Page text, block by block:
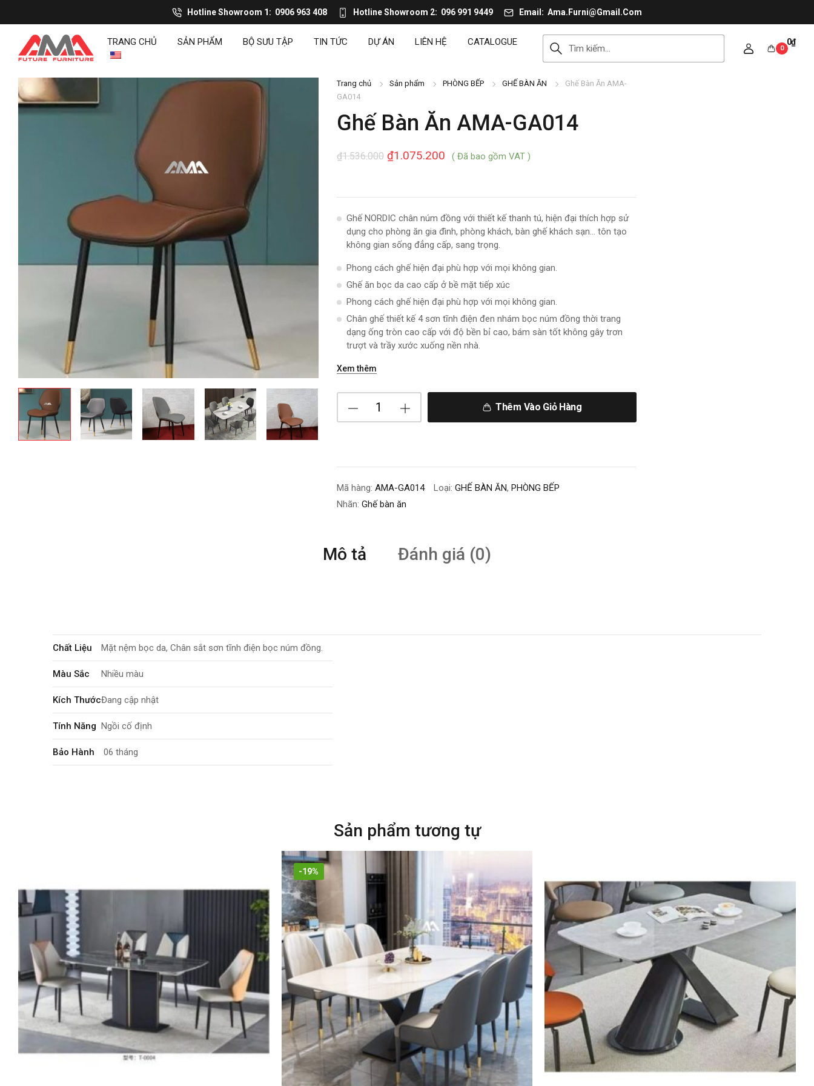
Hotline Showroom 1 0906 963 408 Hotline Showroom 2 096 991 9449 Email Ama.Furni@Gmail.Com
TRANG CHỦ SẢN PHẨM BỘ SƯU TẬP TIN TỨC DỰ ÁN LIÊN HỆ CATALOGUE 0₫
0
Trang chủ Sản phẩm PHÒNG BẾP GHẾ BÀN ĂN
Ghế Bàn Ăn AMA-
GA014
Ghế Bàn Ăn AMA-GA014
1.536.000
₫ 1.075.200
₫ ( Đã bao gồm VAT )
Ghế NORDIC chân núm đồng với thiết kế thanh tú, hiện đại thích hợp sử
dụng cho phòng ăn gia đình, phòng khách, bàn ghế khách sạn… tôn tạo
không gian sống đẳng cấp, sang trọng.
Phong cách ghế hiện đại phù hợp với mọi không gian.
Ghế ăn bọc da cao cấp ở bề mặt tiếp xúc
Phong cách ghế hiện đại phù hợp với mọi không gian.
Chân ghế thiết kế 4 sơn tĩnh điện đen nhám bọc núm đồng thời trang
dạng ống tròn cao cấp với độ bền bỉ cao, bám sàn tốt không gây trơn
trượt và trầy xước xuống nền nhà.
Xem thêm
Thêm Vào Giỏ Hàng
Mã hàng: AMA-GA014 Loại: GHẾ BÀN ĂN, PHÒNG BẾP
Nhãn: Ghế bàn ăn
Mô tả Đánh giá (0)
Chất Liệu Mặt nệm bọc da, Chân sắt sơn tĩnh điện bọc núm đồng.
Màu Sắc Nhiều màu
Kích ThướcĐang cập nhật
Tính Năng Ngồi cố định
Bảo Hành 06 tháng
Sản phẩm tương tự
-19%